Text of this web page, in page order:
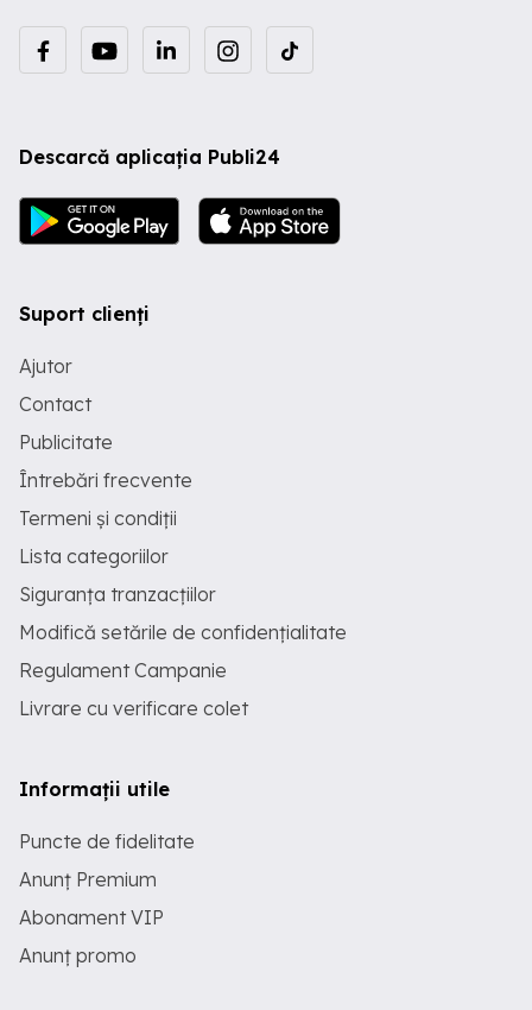
Descarcă aplicația Publi24
Suport clienți
Ajutor
Contact
Publicitate
Întrebări frecvente
Termeni și condiții
Lista categoriilor
Siguranța tranzacțiilor
Modifică setările de confidențialitate
Regulament Campanie
Livrare cu verificare colet
Informații utile
Puncte de fidelitate
Anunț Premium
Abonament VIP
Anunț promo